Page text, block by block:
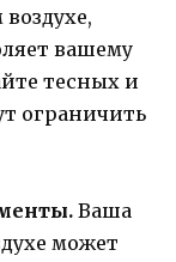
вашему
тесных и
ограничить
Ваша
может